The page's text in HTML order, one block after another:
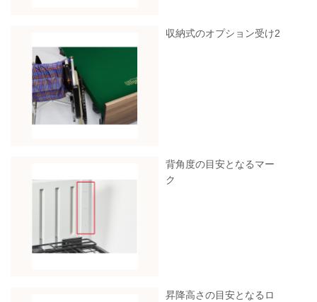
収納式のオプション受け2
背角度の目安となるマー
ク
昇降高さの目安となるロ